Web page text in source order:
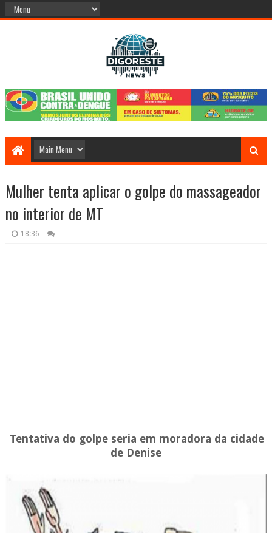
Mulher tenta aplicar o golpe do massageador
no interior de MT
18:36
Tentativa do golpe seria em moradora da cidade
de Denise